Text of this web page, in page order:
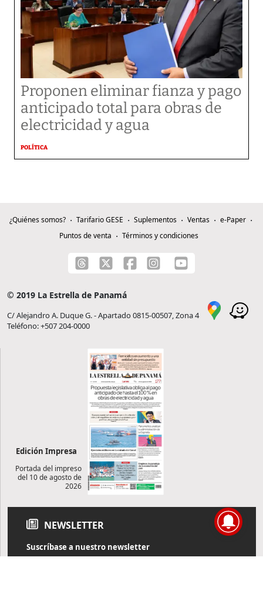
Proponen eliminar fianza y pago
anticipado total para obras de
electricidad y agua
POLÍTICA
¿Quiénes somos? Tarifario GESE Suplementos Ventas
e-Paper
Puntos de venta
Términos y condiciones
© 2019 La Estrella de Panamá
C/ Alejandro A. Duque G. - Apartado 0815-00507, Zona 4
Teléfono: +507 204-0000
Edición Impresa
Portada del impreso
del 10 de agosto de
2026
NEWSLETTER
Suscríbase a nuestro newsletter
Reciba diariamente información de actualidad directamente en